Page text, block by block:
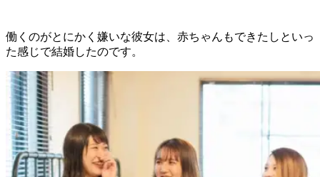
働くのがとにかく嫌いな彼女は、赤ちゃんもできたしといっ
た感じで結婚したのです。